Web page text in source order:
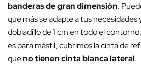
banderas de gran dimensión.
que más se adapte a tus necesidades
dobladillo de 1 cm en todo el
es para mástil, cubrimos la cinta de
queno tienen cinta blanca lateral.